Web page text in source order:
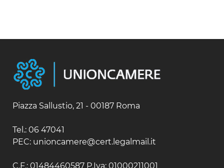
Croazia
Danimarca
Estonia
Francia
Gibilterra
Grecia
Islanda
Nuova Caledonia
Papua Nuova Guinea
Samoa
Piazza Sallustio, 21 - 00187 Roma
Tel.: 06 47041
PEC: unioncamere@cert.legalmail.it
C.F.: 01484460587 P.Iva: 01000211001